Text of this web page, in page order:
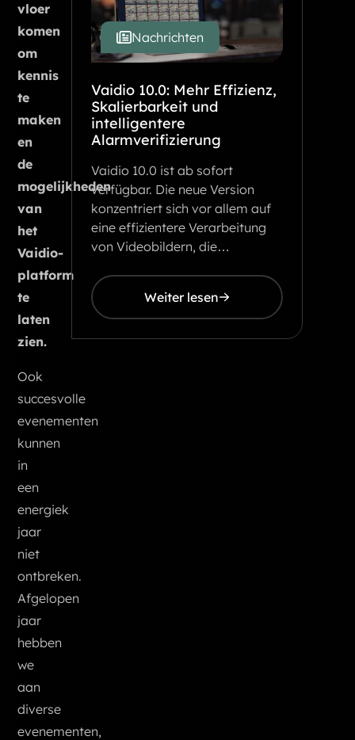
vloer
komen
om
kennis
te
maken
en
de
mogelijkheden
van
het
Vaidio-
platform
te
laten
zien.
Ook
succesvolle
evenementen
kunnen
in
een
energiek
jaar
niet
ontbreken.
Afgelopen
jaar
hebben
we
aan
diverse
evenementen,
Vaidio 10.0: Mehr Effizienz,
Skalierbarkeit und
intelligentere
Alarmverifizierung
Vaidio 10.0 ist ab sofort
verfügbar. Die neue Version
konzentriert sich vor allem auf
eine effizientere Verarbeitung
von Videobildern, die…
Weiter lesen
Nachrichten